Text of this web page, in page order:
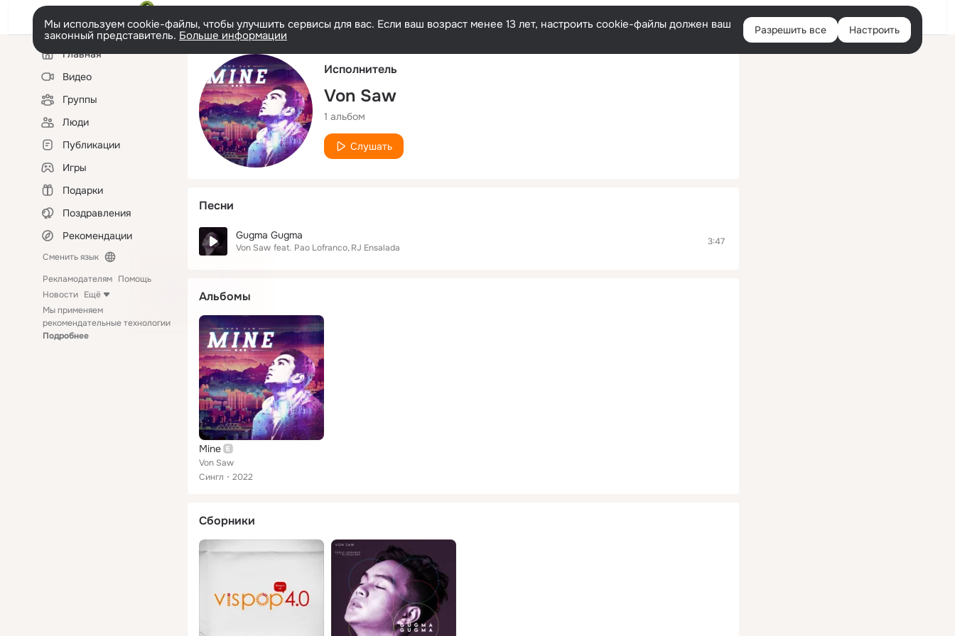
Русский Войти
Мы используем cookie-файлы, чтобы улучшить сервисы для вас. Если ваш возраст менее 13 лет, настроить cookie-файлы должен ваш
законный представитель. Больше информации Разрешить все Настроить
Левая
колонкаГлавная
Видео
Группы
Люди
Публикации
Игры
Подарки
Поздравления
Рекомендации
Сменить язык
Рекламодателям Помощь
Новости Ещё
Мы применяем
рекомендательные технологии
Подробнее
Исполнитель
Von Saw
1 альбом
Слушать
Песни
Gugma Gugma
Von Saw feat. Pao Lofranco RJ Ensalada
3:47
Альбомы
Mine
Von Saw
Сингл
2022
Сборники